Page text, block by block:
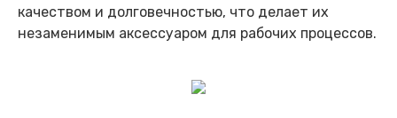
качеством и долговечностью, что делает их
незаменимым аксессуаром для рабочих процессов.